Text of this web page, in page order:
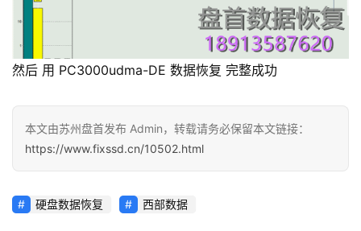
然后 用 PC3000udma-DE 数据恢复 完整成功
本文由苏州盘首发布 Admin，转载请务必保留本文链接：
https://www.fixssd.cn/10502.html
硬盘数据恢复 西部数据